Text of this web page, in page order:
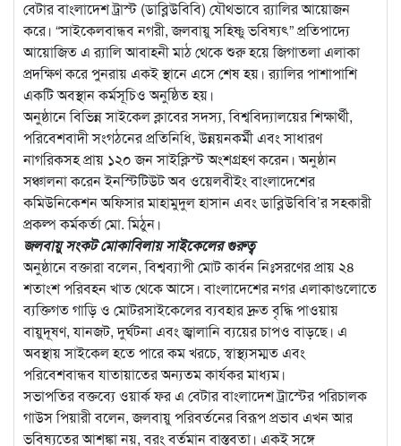
বেটার বাংলাদেশ ট্রাস্ট (ডাব্লিউবিবি) যৌথভাবে র‌্যালির আয়োজন
করে। “সাইকেলবান্ধব নগরী, জলবায়ু সহিষ্ণু ভবিষ্যৎ” প্রতিপাদ্যে
আয়োজিত এ র‌্যালি আবাহনী মাঠ থেকে শুরু হয়ে জিগাতলা এলাকা
প্রদক্ষিণ করে পুনরায় একই স্থানে এসে শেষ হয়। র‌্যালির পাশাপাশি
একটি অবস্থান কর্মসূচিও অনুষ্ঠিত হয়।
অনুষ্ঠানে বিভিন্ন সাইকেল ক্লাবের সদস্য, বিশ্ববিদ্যালয়ের শিক্ষার্থী,
পরিবেশবাদী সংগঠনের প্রতিনিধি, উন্নয়নকর্মী এবং সাধারণ
নাগরিকসহ প্রায় ১২০ জন সাইক্লিস্ট অংশগ্রহণ করেন। অনুষ্ঠান
সঞ্চালনা করেন ইনস্টিটিউট অব ওয়েলবীইং বাংলাদেশের
কমিউনিকেশন অফিসার মাহামুদুল হাসান এবং ডাব্লিউবিবি’র সহকারী
প্রকল্প কর্মকর্তা মো. মিঠুন।
জলবায়ু সংকট মোকাবিলায় সাইকেলের গুরুত্ব
অনুষ্ঠানে বক্তারা বলেন, বিশ্বব্যাপী মোট কার্বন নিঃসরণের প্রায় ২৪
শতাংশ পরিবহন খাত থেকে আসে। বাংলাদেশের নগর এলাকাগুলোতে
ব্যক্তিগত গাড়ি ও মোটরসাইকেলের ব্যবহার দ্রুত বৃদ্ধি পাওয়ায়
বায়ুদূষণ, যানজট, দুর্ঘটনা এবং জ্বালানি ব্যয়ের চাপও বাড়ছে। এ
অবস্থায় সাইকেল হতে পারে কম খরচে, স্বাস্থ্যসম্মত এবং
পরিবেশবান্ধব যাতায়াতের অন্যতম কার্যকর মাধ্যম।
সভাপতির বক্তব্যে ওয়ার্ক ফর এ বেটার বাংলাদেশ ট্রাস্টের পরিচালক
গাউস পিয়ারী বলেন, জলবায়ু পরিবর্তনের বিরূপ প্রভাব এখন আর
ভবিষ্যতের আশঙ্কা নয়, বরং বর্তমান বাস্তবতা। একই সঙ্গে